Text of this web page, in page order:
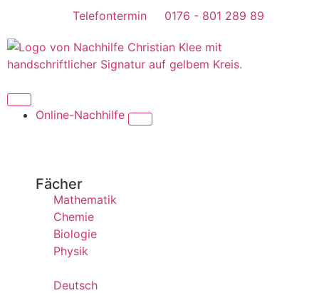
Telefontermin 0176 - 801 289 89
Online-Nachhilfe
Fächer
Mathematik
Chemie
Biologie
Physik
Deutsch